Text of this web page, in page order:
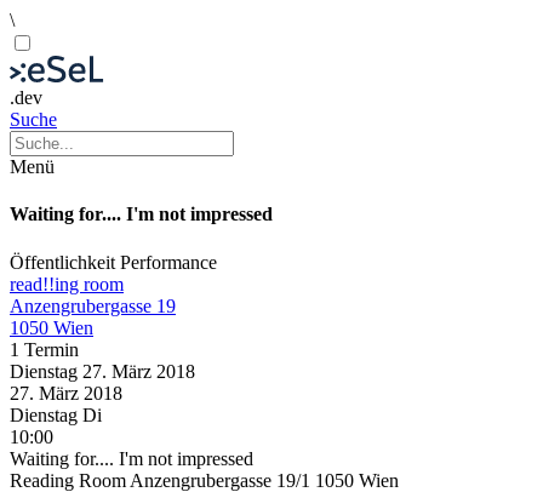
\
.dev
Suche
Menü
Waiting for.... I'm not impressed
Öffentlichkeit Performance
read!!ing room
Anzengrubergasse 19
1050 Wien
1 Termin
Dienstag 27. März 2018
27. März 2018
Dienstag Di
10:00
Waiting for.... I'm not impressed
Reading Room Anzengrubergasse 19/1 1050 Wien